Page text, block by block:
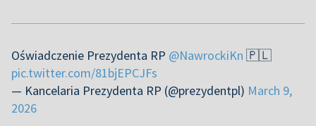
Oświadczenie Prezydenta RP @NawrockiKn 🇵🇱
pic.twitter.com/81bjEPCJFs
— Kancelaria Prezydenta RP (@prezydentpl) March 9,
2026